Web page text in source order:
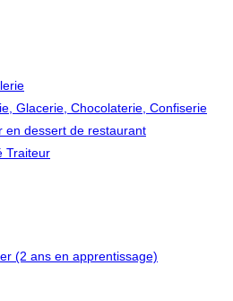
Glacerie, Chocolaterie, Confiserie
en dessert de restaurant
Traiteur
(2 ans en apprentissage)